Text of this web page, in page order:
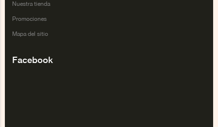
Nuestra tienda
Promociones
Mapa del sitio
Facebook